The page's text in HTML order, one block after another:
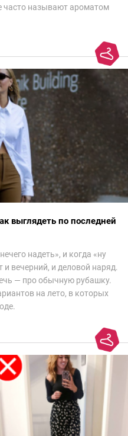
называют ароматом
выглядеть по последней
надеть», и когда «ну
вечерний, и деловой наряд.
— про обычную рубашку.
на лето, в которых